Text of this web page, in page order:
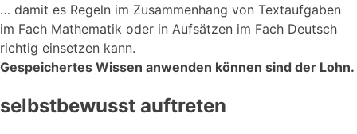
… damit es Regeln im Zusammenhang von Textaufgaben
im Fach Mathematik oder in Aufsätzen im Fach Deutsch
richtig einsetzen kann.
Gespeichertes Wissen anwenden können sind der Lohn.
selbstbewusst auftreten